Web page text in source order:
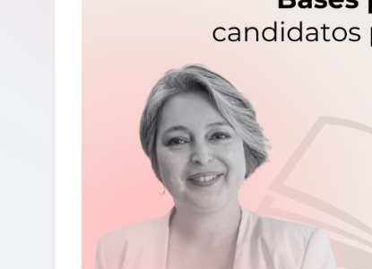
D
a
t
o
s
y